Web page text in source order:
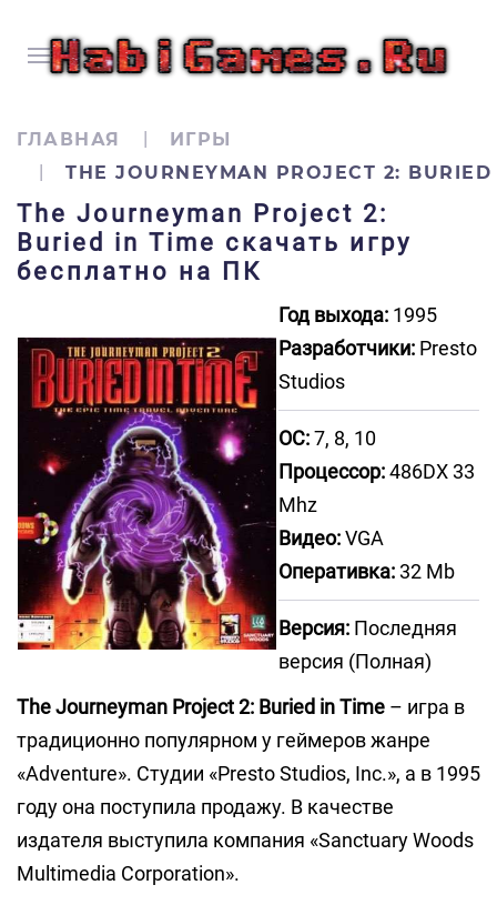
ГЛАВНАЯ
ИГРЫ
THE JOURNEYMAN PROJECT 2:
The Journeyman Project 2:
Buried in Time скачать игру
бесплатно на ПК
Год выхода: 1995
Разработчики: Presto
Studios
ОС:7, 8, 10
Процессор:486DX 33
Mhz
Видео:VGA
Оперативка: 32 Mb
Версия: Последняя
версия (Полная)
The Journeyman Project 2: Buried in Time – игра в
традиционно популярном у геймеров жанре
«Adventure». Студии «Presto Studios, Inc.», а в 1995
году она поступила продажу. В качестве
издателя выступила компания «Sanctuary Woods
Multimedia Corporation».